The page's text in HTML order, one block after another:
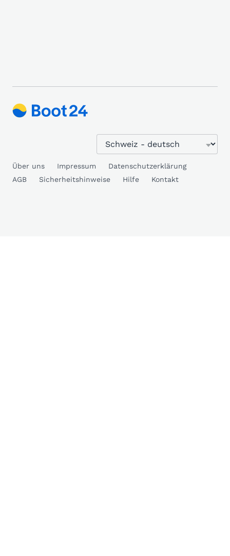
Über uns Impressum
Datenschutzerklärung
AGB
Sicherheitshinweise Hilfe Kontakt